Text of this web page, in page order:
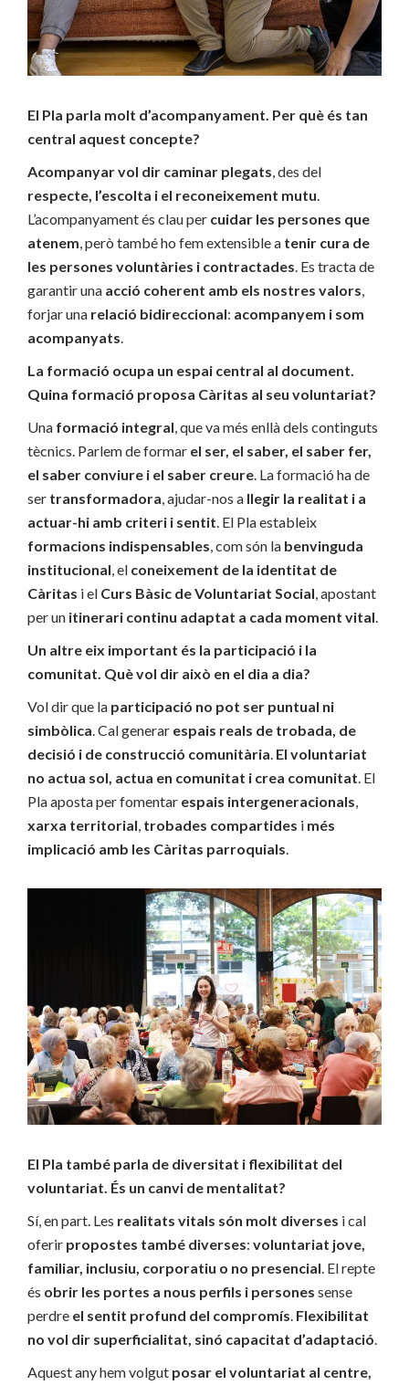
El Pla parla molt d’acompanyament. Per què és tan
central aquest concepte?
Acompanyar vol dir caminar plegats, des del
respecte, l’escolta i el reconeixement mutu.
L’acompanyament és clau per cuidar les persones que
atenem, però també ho fem extensible a tenir cura de
les persones voluntàries i contractades. Es tracta de
garantir una acció coherent amb els nostres valors,
forjar una relació bidireccional: acompanyem i som
acompanyats.
La formació ocupa un espai central al document.
Quina formació proposa Càritas al seu voluntariat?
Una formació integral, que va més enllà dels continguts
tècnics. Parlem de formar el ser, el saber, el saber fer,
el saber conviure i el saber creure. La formació ha de
ser transformadora, ajudar-nos a llegir la realitat i a
actuar-hi amb criteri i sentit. El Pla estableix
formacions indispensables, com són la benvinguda
institucional, el coneixement de la identitat de
Càritas i el Curs Bàsic de Voluntariat Social, apostant
per un itinerari continu adaptat a cada moment vital.
Un altre eix important és la participació i la
comunitat. Què vol dir això en el dia a dia?
Vol dir que la participació no pot ser puntual ni
simbòlica. Cal generar espais reals de trobada, de
decisió i de construcció comunitària. El voluntariat
no actua sol, actua en comunitat i crea comunitat. El
Pla aposta per fomentar espais intergeneracionals,
xarxa territorial, trobades compartides i més
implicació amb les Càritas parroquials.
El Pla també parla de diversitat i flexibilitat del
voluntariat. És un canvi de mentalitat?
Sí, en part. Les realitats vitals són molt diverses i cal
oferir propostes també diverses: voluntariat jove,
familiar, inclusiu, corporatiu o no presencial. El repte
és obrir les portes a nous perfils i persones sense
perdre el sentit profund del compromís. Flexibilitat
no vol dir superficialitat, sinó capacitat d’adaptació.
Aquest any hem volgut posar el voluntariat al centre,